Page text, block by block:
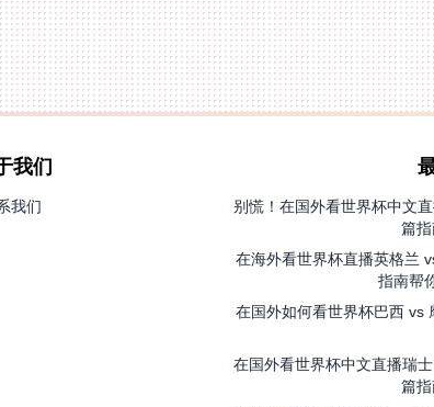
我们
我们
别慌！在国外看世界杯中文
篇
在海外看世界杯直播英格兰
指南帮
在国外如何看世界杯巴西 vs
在国外看世界杯中文直播瑞
篇